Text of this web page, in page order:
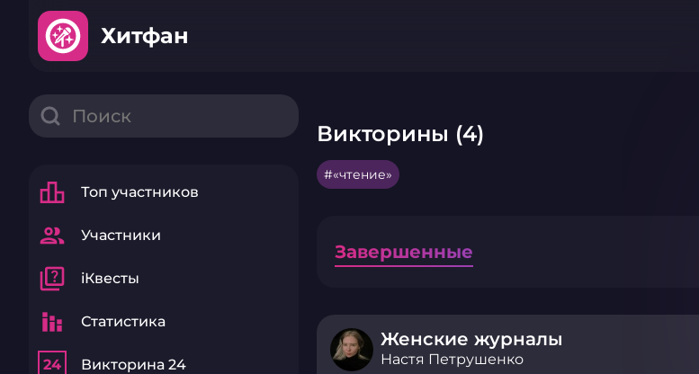
Хитфан
leaderboard Топ участников
group Участники
quiz iКвесты
stacked_bar_chart Статистика
24 Викторина 24
Викторины (4)
«чтение»
Завершенные
Женские журналы
Настя Петрушенко